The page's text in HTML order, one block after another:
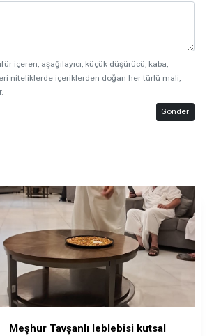
içeren, aşağılayıcı, küçük düşürücü, kaba,
niteliklerde içeriklerden doğan her türlü mali,
Gönder
Meşhur Tavşanlı leblebisi kutsal